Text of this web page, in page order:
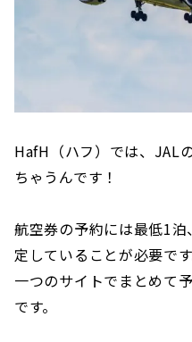
HafH（ハフ）では、JAL
ちゃうんです！
航空券の予約には最低1
定していることが必要です
一つのサイトでまとめて
です。